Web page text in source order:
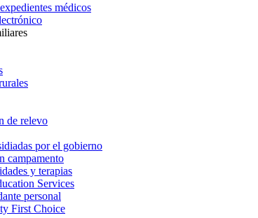
médicos
de relevo
por el gobierno
campamento
y terapias
Services
personal
First Choice